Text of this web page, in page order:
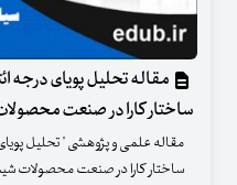
مقاله تحلیل پویای درجه
ساختار کارا در صنعت محصولات
مقاله علمی و پژوهشی " تحلیل پویای